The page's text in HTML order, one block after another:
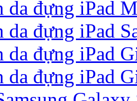
da đựng iPad
da đựng iPad
da đựng iPad
da đựng iPad